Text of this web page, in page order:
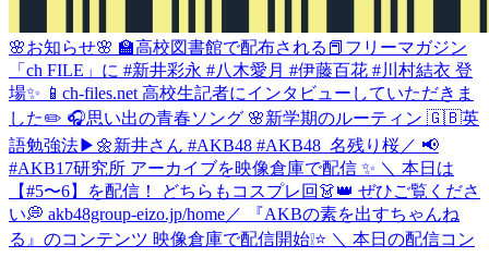
🌸お知らせ🌸 🏫高校図書館で配布される📕フリーマガジン
「ch FILE」に #新井彩永 #八木愛月 #伊藤百花 #川村結衣 登
場✨ 📱ch-files.net 高校生記者にインタビューしていただきま
した✏️ 🎧思い出の青春ソング 🌸新学期のルーティン 🇬🇧英
語勉強法▶︎🌼新井さん #AKB48 #AKB48_名残り桜／ 📢
#AKB17研究所 アーカイブを映像倉庫で配信 ✨ ＼ 本日は
【#5〜6】を配信！ どちらもコスプレ回👗👑 ぜひご覧くださ
い💭 akb48group-eizo.jp/home／ 『AKBの素を出すちゃんね
る』のコンテンツ 映像倉庫で配信開始❕⭐️ ＼ 本日の配信コン